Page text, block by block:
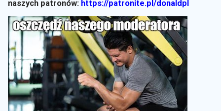
naszych patronów: https://patronite.pl/donaldpl